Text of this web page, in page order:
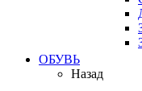
ОБУВЬ
Назад